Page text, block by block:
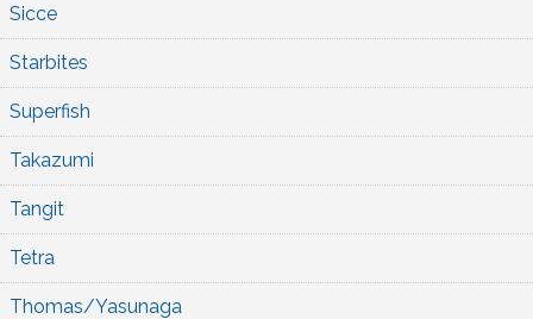
Sicce
Starbites
Superfish
Takazumi
Tangit
Tetra
Thomas/Yasunaga